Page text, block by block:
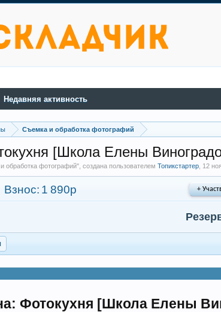
Съемка и обработка фотографий
[Школа Елены
обработка фотографий", создана пользователемТопикстартер 12
Взнос: 1 890р +
Фотокухня [Школа Елены
Недавняя активность